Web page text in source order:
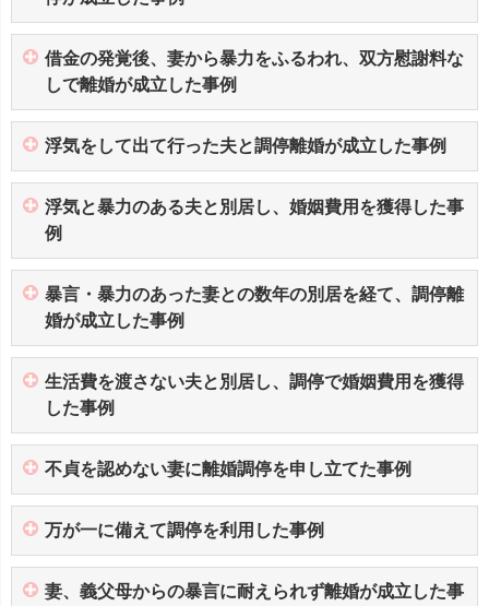
借金の発覚後、妻から暴力をふるわれ、双方慰謝料な
しで離婚が成立した事例
浮気をして出て行った夫と調停離婚が成立した事例
浮気と暴力のある夫と別居し、婚姻費用を獲得した事
例
暴言・暴力のあった妻との数年の別居を経て、調停離
婚が成立した事例
生活費を渡さない夫と別居し、調停で婚姻費用を獲得
した事例
不貞を認めない妻に離婚調停を申し立てた事例
万が一に備えて調停を利用した事例
妻、義父母からの暴言に耐えられず離婚が成立した事